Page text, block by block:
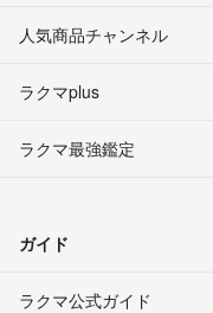
人気商品チャンネル
ラクマplus
ラクマ最強鑑定
ガイド
ラクマ公式ガイド